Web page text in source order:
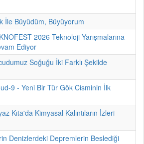
İle Büyüdüm, Büyüyorum
2026 Teknoloji Yarışmalarına
Ediyor
Soğuğu İki Farklı Şekilde
9 - Yeni Bir Tür Gök Cisminin İlk
Kıta'da Kimyasal Kalıntıların İzleri
Denizlerdeki Depremlerin Beslediği